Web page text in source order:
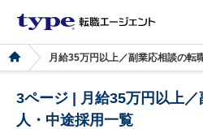
月給35万円以上／副業応相談の転
3ページ | 月給35万円以上
人・中途採用一覧